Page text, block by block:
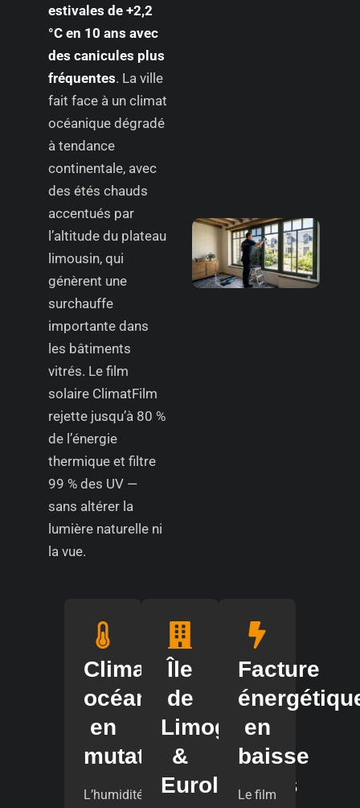
estivales de +2,2
°C en 10 ans avec
des canicules plus
fréquentes. La ville
fait face à un climat
océanique dégradé
à tendance
continentale, avec
des étés chauds
accentués par
l’altitude du plateau
limousin, qui
génèrent une
surchauffe
importante dans
les bâtiments
vitrés. Le film
solaire ClimatFilm
rejette jusqu’à 80 %
de l’énergie
thermique et filtre
99 % des UV —
sans altérer la
lumière naturelle ni
la vue.
Climat
océanique
en
mutation
L’humidité
Île
de
Limoges
&
Eurolimoges
Facture
en
baisse
Le film